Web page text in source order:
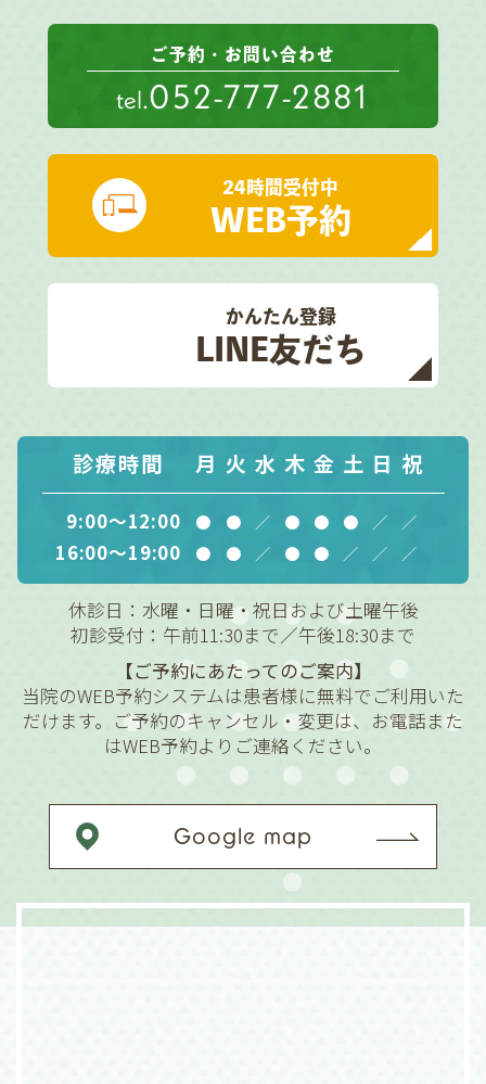
ご予約・お問い合わせ
tel.052-777-2881
24時間受付中
WEB予約
かんたん登録
LINE友だち
診療時間 月 火 水 木 金 土 日 祝
9:00～12:00 ● ● ／ ● ● ● ／ ／
16:00～19:00 ● ● ／ ● ● ／ ／ ／
休診日：水曜・日曜・祝日および土曜午後
初診受付：午前11:30まで／午後18:30まで
【ご予約にあたってのご案内】
当院のWEB予約システムは患者様に無料でご利用いた
だけます。ご予約のキャンセル・変更は、お電話また
はWEB予約よりご連絡ください。
Google map